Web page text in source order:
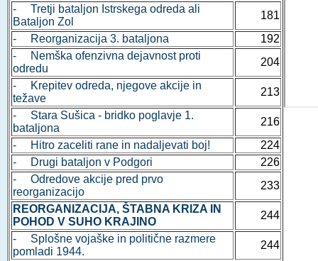
- Tretji bataljon Istrskega odreda ali
Bataljon Zol
181
- Reorganizacija 3. bataljona
192
- Nemška ofenzivna dejavnost proti
odredu
204
- Krepitev odreda, njegove akcije in
težave
213
- Stara Sušica - bridko poglavje 1.
bataljona
216
- Hitro zaceliti rane in nadaljevati boj!
224
- Drugi bataljon v Podgori
226
- Odredove akcije pred prvo
reorganizacijo
233
REORGANIZACIJA, ŠTABNA KRIZA IN
POHOD V SUHO KRAJINO
244
- Splošne vojaške in politične razmere
pomladi 1944.
244